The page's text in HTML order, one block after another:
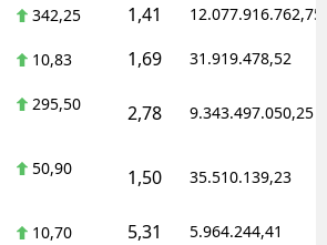
342,25 1,41 12.077.916.762,75
10,83 1,69 31.919.478,52
295,50 2,78 9.343.497.050,25
50,90 1,50 35.510.139,23
10,70 5,31 5.964.244,41